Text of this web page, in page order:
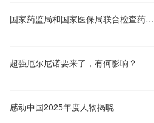
国家药监局和国家医保局联合检查药店和医疗机构
超强厄尔尼诺要来了，有何影响？
感动中国2025年度人物揭晓